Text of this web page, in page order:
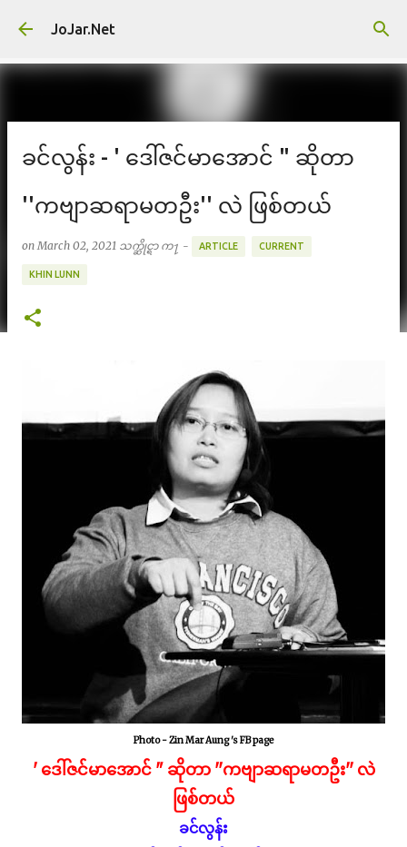
JoJar.Net
ခင်လွန်း - ' ဒေါ်ဇင်မာအောင် " ဆိုတာ
''ကဗျာဆရာမတဦး'' လဲ ဖြစ်တယ်
on March 02, 2021 သက္ဆိုင္ရာ က႑ - ARTICLE CURRENT
KHIN LUNN
Photo - Zin Mar Aung 's FB page
' ဒေါ်ဇင်မာအောင် " ဆိုတာ ''ကဗျာဆရာမတဦး'' လဲ
ဖြစ်တယ်
ခင်လွန်း